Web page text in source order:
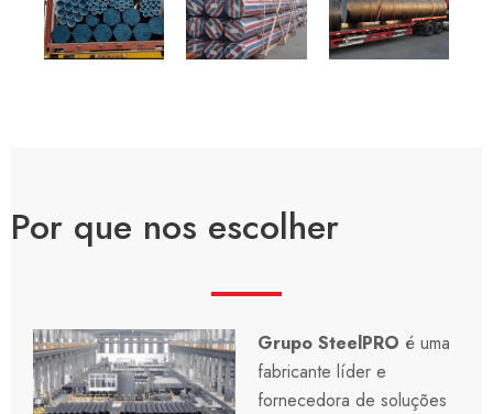
Por que nos escolher
Grupo SteelPRO é uma
fabricante líder e
fornecedora de soluções